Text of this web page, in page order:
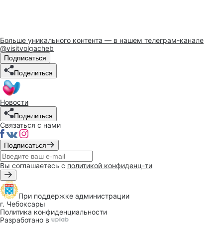
Больше уникального контента — в нашем телеграм-канале
@visitvolgacheb
Подписаться
Поделиться
Новости
Поделиться
Связаться с нами
Подписаться
Вы соглашаетесь с политикой конфиденц-ти
При поддержке администрации
г. Чебоксары
Политика конфиденциальности
Разработано в